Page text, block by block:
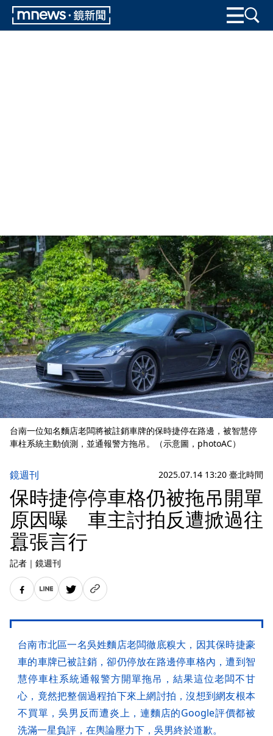
台南一位知名麵店老闆將被註銷車牌的保時捷停在路邊，被智慧停
車柱系統主動偵測，並通報警方拖吊。（示意圖，photoAC）
鏡週刊 2025.07.14 13:20 臺北時間
保時捷停停車格仍被拖吊開單
原因曝 車主討拍反遭掀過往
囂張言行
記者 ｜ 鏡週刊
台南市北區一名吳姓麵店老闆徹底糗大，因其保時捷豪
車的車牌已被註銷，卻仍停放在路邊停車格內，遭到智
慧停車柱系統通報警方開單拖吊，結果這位老闆不甘
心，竟然把整個過程拍下來上網討拍，沒想到網友根本
不買單，吳男反而遭炎上，連麵店的Google評價都被
洗滿一星負評，在輿論壓力下，吳男終於道歉。